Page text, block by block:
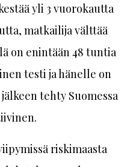
yli 3 vuorokautta
matkailija välttää
on enintään 48 tuntia
testi ja hänelle on
tehty Suomessa
riskimaasta